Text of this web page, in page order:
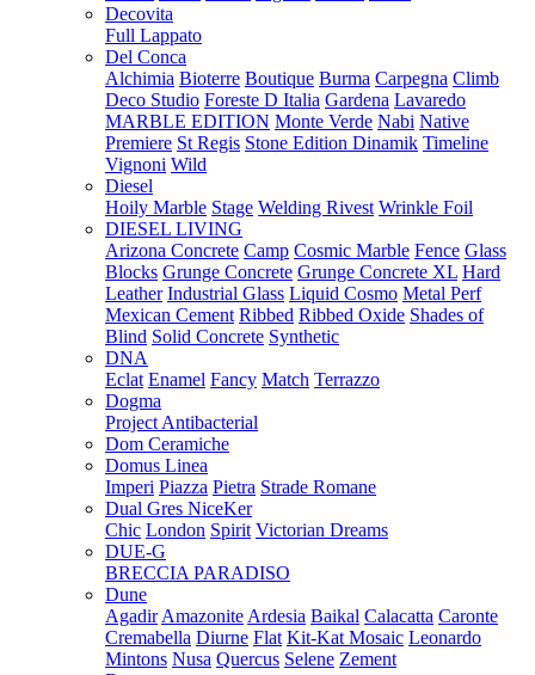
Decovita
Full Lappato
Del Conca
Alchimia Bioterre Boutique Burma Carpegna Climb
Deco Studio Foreste D Italia Gardena Lavaredo
MARBLE EDITION Monte Verde Nabi Native
Premiere St Regis Stone Edition Dinamik Timeline
Vignoni Wild
Diesel
Hoily Marble Stage Welding Rivest Wrinkle Foil
DIESEL LIVING
Arizona Concrete Camp Cosmic Marble Fence Glass
Blocks Grunge Concrete Grunge Concrete XL Hard
Leather Industrial Glass Liquid Cosmo Metal Perf
Mexican Cement Ribbed Ribbed Oxide Shades of
Blind Solid Concrete Synthetic
DNA
Eclat Enamel Fancy Match Terrazzo
Dogma
Project Antibacterial
Dom Ceramiche
Domus Linea
Imperi Piazza Pietra Strade Romane
Dual Gres NiceKer
Chic London Spirit Victorian Dreams
DUE-G
BRECCIA PARADISO
Dune
Agadir Amazonite Ardesia Baikal Calacatta Caronte
Cremabella Diurne Flat Kit-Kat Mosaic Leonardo
Mintons Nusa Quercus Selene Zement